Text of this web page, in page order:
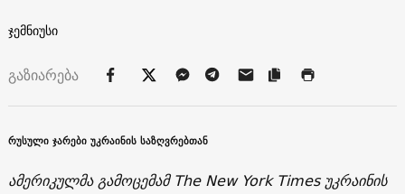
ჯემნიუსი
გაზიარება
რუსული ჯარები უკრაინის საზღვრებთან
ამერიკულმა გამოცემამ The New York Times უკრაინის